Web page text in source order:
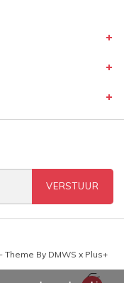
VERSTUUR
- Theme By DMWS x Plus+